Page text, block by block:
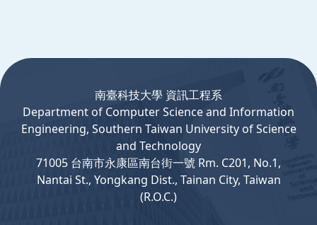
南臺科技大學 資訊工程系
Departmentof ComputerScience and Information
Engineering, Southern Taiwan University of Science
and Technology
71005 台南市永康區南台街一號 Rm. C201, No.1,
Nantai St., Yongkang Dist., Tainan City, Taiwan
(R.O.C.)